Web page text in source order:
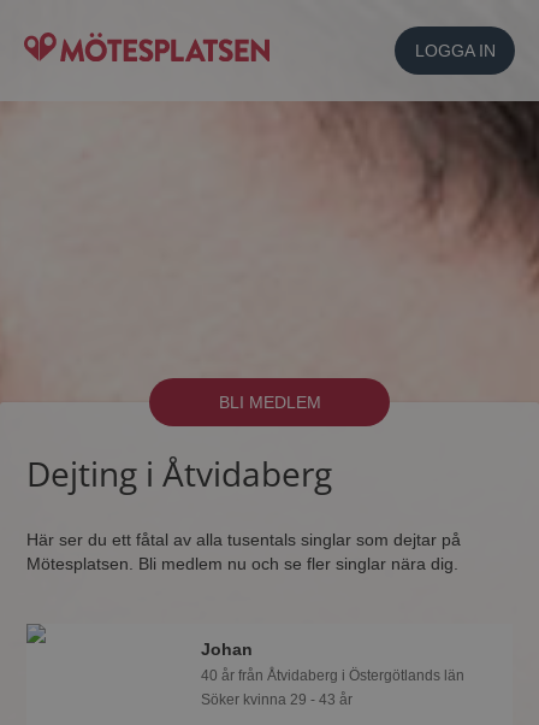
LOGGA IN
BLI MEDLEM
Dejting i Åtvidaberg
Här ser du ett fåtal av alla tusentals singlar som dejtar på
Mötesplatsen. Bli medlem nu och se fler singlar nära dig.
Johan
40 år från Åtvidaberg i Östergötlands län
Söker kvinna 29 - 43 år